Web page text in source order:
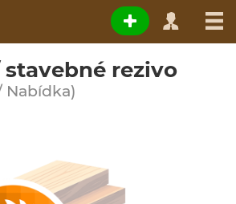
stavebné rezivo
Nabídka)